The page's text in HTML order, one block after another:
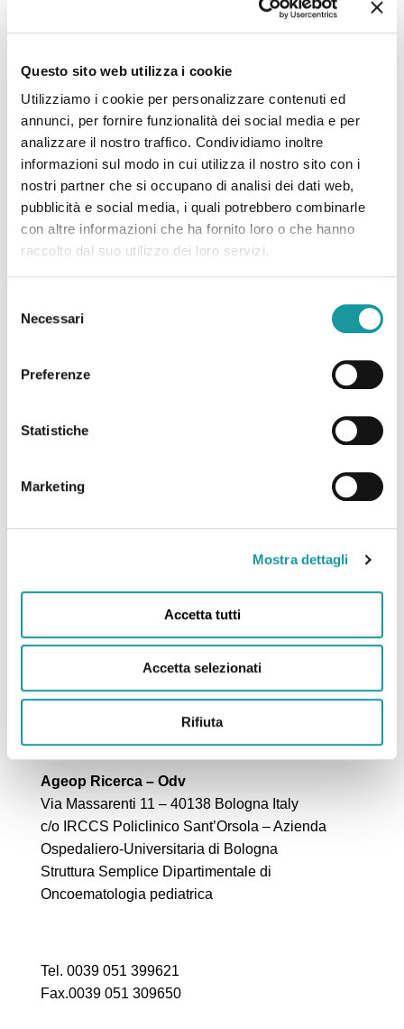
Questo sito web utilizza i cookie
Utilizziamo i cookie per personalizzare contenuti ed
annunci, per fornire funzionalità dei social media e per
analizzare il nostro traffico. Condividiamo inoltre
informazioni sul modo in cui utilizza il nostro sito con i
nostri partner che si occupano di analisi dei dati web,
pubblicità e social media, i quali potrebbero combinarle
con altre informazioni che ha fornito loro o che hanno
raccolto dal suo utilizzo dei loro servizi.
delNecessari
Preferenze
Statistiche
Marketing
Mostra dettagli
Accetta tutti
Accetta selezionati
Rifiuta
22.6.2026 – “Morto Andrea ‘Floppy’ Filippini, l’infermiere
corsia: ‘Ha saputo curare’”
Leggi tutto
22.6.2026 – “Andrea Filippini Floppy è morto. Addio
magica” “
Ageop Ricerca – Odv
Via Massarenti 11 – 40138 Bologna Italy
c/o IRCCS Policlinico Sant’Orsola – Azienda
Ospedaliero-Universitaria di Bologna
Struttura Semplice Dipartimentale di
Oncoematologia pediatrica
Tel. 0039 051 399621
Fax.0039 051 309650